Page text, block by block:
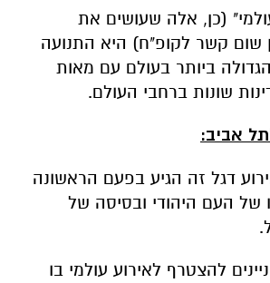
(כן, אלה שעושים את
שום קשר לקופ"ח) היא התנועה
הגדולה ביותר בעולם עם מאות
אביב:
דגל זה הגיע בפעם הראשונה
של העם היהודי ובסיסה של
להצטרף לאירוע עולמי בו